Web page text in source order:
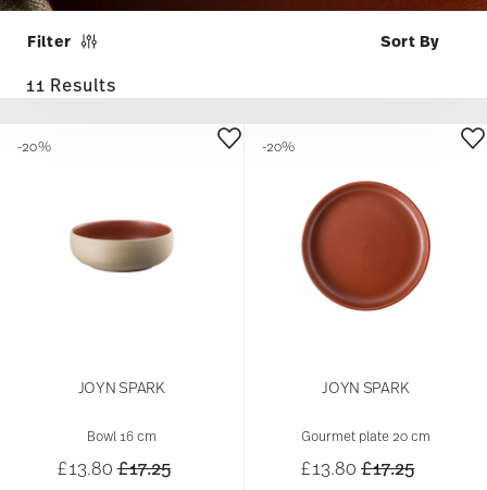
Filter
11 Results
JOYN SPARK
Bowl 16 cm
£13.80Price reduced from
£17.25to
-20%
JOYN SPARK
Gourmet plate 20 cm
£13.80Price reduced
£17.25to
-20%